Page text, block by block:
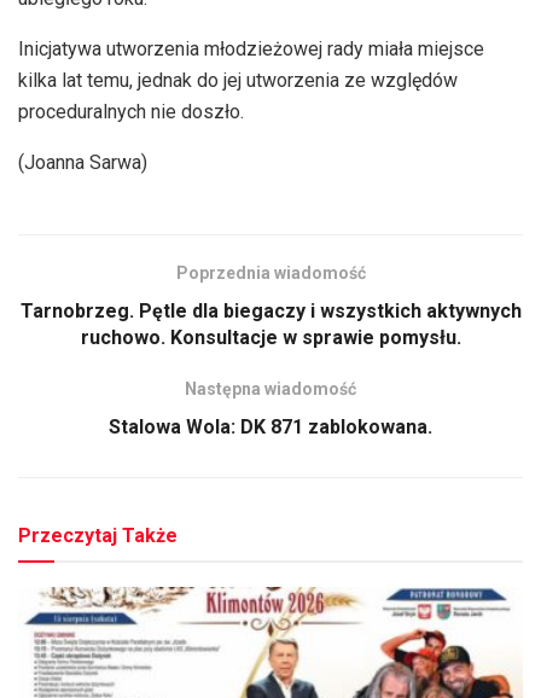
Inicjatywa utworzenia młodzieżowej rady miała miejsce
kilka lat temu, jednak do jej utworzenia ze względów
proceduralnych nie doszło.
(Joanna Sarwa)
Poprzednia wiadomość
Tarnobrzeg. Pętle dla biegaczy i wszystkich aktywnych
ruchowo. Konsultacje w sprawie pomysłu.
Następna wiadomość
Stalowa Wola: DK 871 zablokowana.
Przeczytaj Także